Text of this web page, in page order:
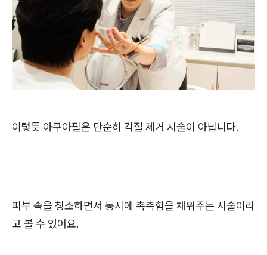
이렇듯 아쿠아필은 단순히 각질 제거 시술이 아닙니다.
피부 속을 청소하면서 동시에 촉촉함을 채워주는 시술이라
고 볼 수 있어요.